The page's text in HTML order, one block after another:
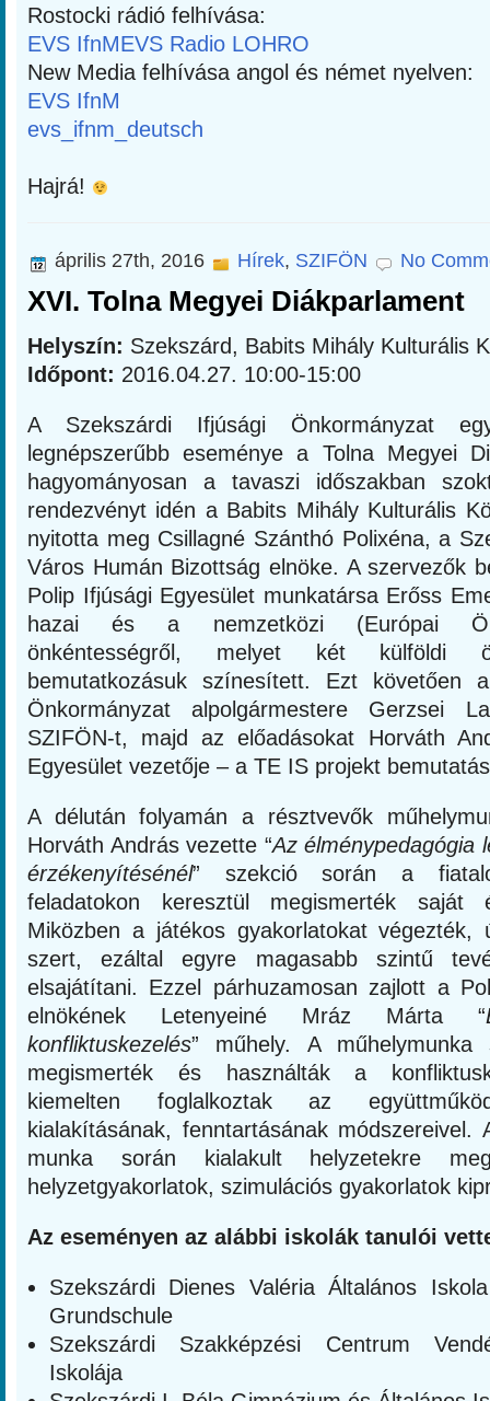
Rostocki rádió felhívása:
EVS IfnMEVS Radio LOHRO
New Media felhívása angol és német nyelven:
EVS IfnM
evs_ifnm_deutsch
Hajrá!
április 27th, 2016 Hírek, SZIFÖN No
XVI. Tolna Megyei Diákparlament
Helyszín: Szekszárd, Babits Mihály Kulturális
Időpont: 2016.04.27. 10:00-15:00
A Szekszárdi Ifjúsági Önkormányzat
legnépszerűbb eseménye a Tolna Megyei
hagyományosan a tavaszi időszakban
rendezvényt idén a Babits Mihály Kulturális
nyitotta meg Csillagné Szánthó Polixéna, a
Város Humán Bizottság elnöke. A szervezők
Polip Ifjúsági Egyesület munkatársa Erőss
hazai és a nemzetközi (Európai
önkéntességről, melyet két külföldi
bemutatkozásuk színesített. Ezt követően
Önkormányzat alpolgármestere Gerzsei
SZIFÖN-t, majd az előadásokat Horváth
Egyesület vezetője – a TE IS projekt
A délután folyamán a résztvevők
Horváth András vezette “Az élménypedagógia
érzékenyítésénél” szekció során a
feladatokon keresztül megismerték saját
Miközben a játékos gyakorlatokat végezték,
szert, ezáltal egyre magasabb szintű
elsajátítani. Ezzel párhuzamosan zajlott a
elnökének Letenyeiné Mráz Márta “
konfliktuskezelés” műhely. A
megismerték és használták a
kiemelten foglalkoztak az
kialakításának, fenntartásának módszereivel.
munka során kialakult helyzetekre
helyzetgyakorlatok, szimulációs gyakorlatok
Az eseményen az alábbi iskolák tanulói
Szekszárdi Dienes Valéria Általános
Grundschule
Szekszárdi Szakképzési Centrum
Iskolája